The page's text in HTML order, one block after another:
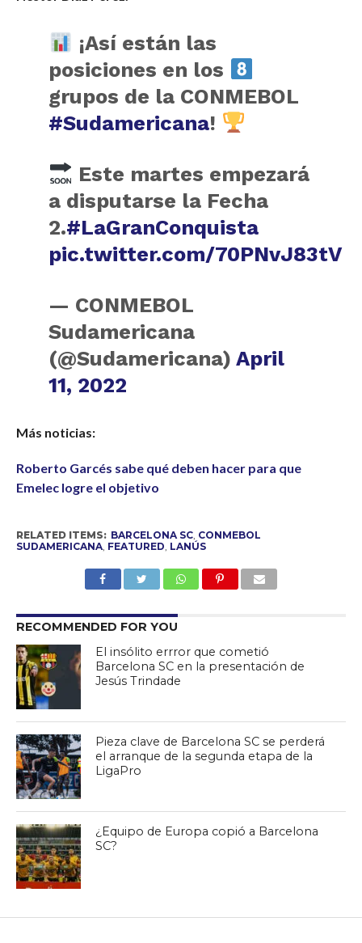
¡Así están las
posiciones en los
grupos de la CONMEBOL
#Sudamericana!
Este martes empezará
a disputarse la Fecha
2.#LaGranConquista
pic.twitter.com/70PNvJ83tV
— CONMEBOL
Sudamericana
(@Sudamericana)April
11, 2022
Más noticias:
Roberto Garcés sabe qué deben hacer para que
Emelec logre el objetivo
RELATED ITEMS: BARCELONA SC, CONMEBOL
SUDAMERICANA, FEATURED, LANÚS
RECOMMENDED FOR YOU
El insólito errror que cometió
Barcelona SC en la presentación de
Jesús Trindade
Pieza clave de Barcelona SC se perderá
el arranque de la segunda etapa de la
LigaPro
¿Equipo de Europa copió a Barcelona
SC?